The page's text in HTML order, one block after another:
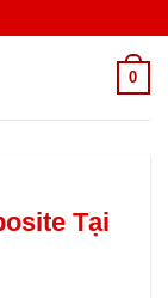
0
Tại